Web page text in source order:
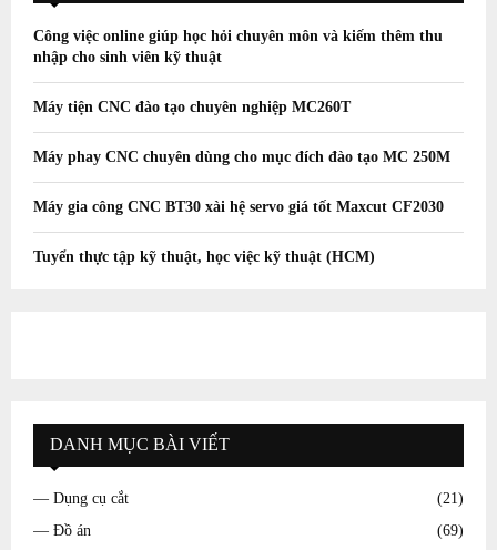
Công việc online giúp học hỏi chuyên môn và kiếm thêm thu
nhập cho sinh viên kỹ thuật
Máy tiện CNC đào tạo chuyên nghiệp MC260T
Máy phay CNC chuyên dùng cho mục đích đào tạo MC 250M
Máy gia công CNC BT30 xài hệ servo giá tốt Maxcut CF2030
Tuyển thực tập kỹ thuật, học việc kỹ thuật (HCM)
DANH MỤC BÀI VIẾT
— Dụng cụ cắt
(21)
— Đồ án
(69)